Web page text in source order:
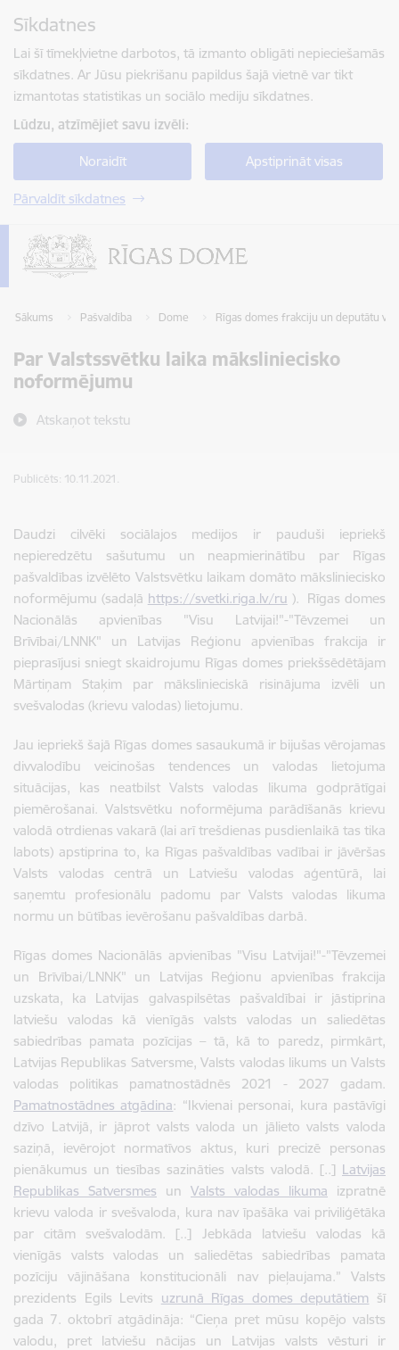
Sīkdatnes
Lai šī tīmekļvietne darbotos, tā izmanto obligāti nepieciešamās
sīkdatnes. Ar Jūsu piekrišanu papildus šajā vietnē var tikt
izmantotas statistikas un sociālo mediju sīkdatnes.
Lūdzu, atzīmējiet savu izvēli:
Noraidīt Apstiprināt visas
Pārvaldīt sīkdatnes
Sākums Pašvaldība Dome Rīgas domes frakciju un deputātu
Par Valstssvētku laika māksliniecisko
noformējumu
Atskaņot tekstu
Publicēts: 10.11.2021.
Daudzi cilvēki sociālajos medijos ir pauduši iepriekš
nepieredzētu sašutumu un neapmierinātību par Rīgas
pašvaldības izvēlēto Valstsvētku laikam domāto māksliniecisko
noformējumu (sadaļā https://svetki.riga.lv/ru ). Rīgas domes
Nacionālās apvienības "Visu Latvijai!"-"Tēvzemei un
Brīvībai/LNNK" un Latvijas Reģionu apvienības frakcija ir
pieprasījusi sniegt skaidrojumu Rīgas domes priekšsēdētājam
Mārtiņam Staķim par mākslinieciskā risinājuma izvēli un
svešvalodas (krievu valodas) lietojumu.
Jau iepriekš šajā Rīgas domes sasaukumā ir bijušas vērojamas
divvalodību veicinošas tendences un valodas lietojuma
situācijas, kas neatbilst Valsts valodas likuma godprātīgai
piemērošanai. Valstsvētku noformējuma parādīšanās krievu
valodā otrdienas vakarā (lai arī trešdienas pusdienlaikā tas tika
labots) apstiprina to, ka Rīgas pašvaldības vadībai ir jāvēršas
Valsts valodas centrā un Latviešu valodas aģentūrā, lai
saņemtu profesionālu padomu par Valsts valodas likuma
normu un būtības ievērošanu pašvaldības darbā.
Rīgas domes Nacionālās apvienības "Visu Latvijai!"-"Tēvzemei
un Brīvībai/LNNK" un Latvijas Reģionu apvienības frakcija
uzskata, ka Latvijas galvaspilsētas pašvaldībai ir jāstiprina
latviešu valodas kā vienīgās valsts valodas un saliedētas
sabiedrības pamata pozīcijas – tā, kā to paredz, pirmkārt,
Latvijas Republikas Satversme, Valsts valodas likums un Valsts
valodas politikas pamatnostādnēs 2021 - 2027 gadam.
Pamatnostādnes atgādina: “Ikvienai personai, kura pastāvīgi
dzīvo Latvijā, ir jāprot valsts valoda un jālieto valsts valoda
saziņā, ievērojot normatīvos aktus, kuri precizē personas
pienākumus un tiesības sazināties valsts valodā. [..] Latvijas
Republikas Satversmes un Valsts valodas likuma izpratnē
krievu valoda ir svešvaloda, kura nav īpašāka vai priviliģētāka
par citām svešvalodām. [..] Jebkāda latviešu valodas kā
vienīgās valsts valodas un saliedētas sabiedrības pamata
pozīciju vājināšana konstitucionāli nav pieļaujama.” Valsts
prezidents Egils Levits uzrunā Rīgas domes deputātiem šī
gada 7. oktobrī atgādināja: “Cieņa pret mūsu kopējo valsts
valodu, pret latviešu nācijas un Latvijas valsts vēsturi ir